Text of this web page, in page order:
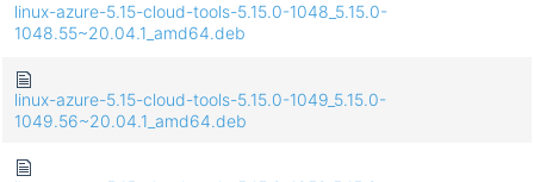
linux-azure-5.15-cloud-tools-5.15.0-1048_5.15.0-
1048.55~20.04.1_amd64.deb
linux-azure-5.15-cloud-tools-5.15.0-1049_5.15.0-
1049.56~20.04.1_amd64.deb